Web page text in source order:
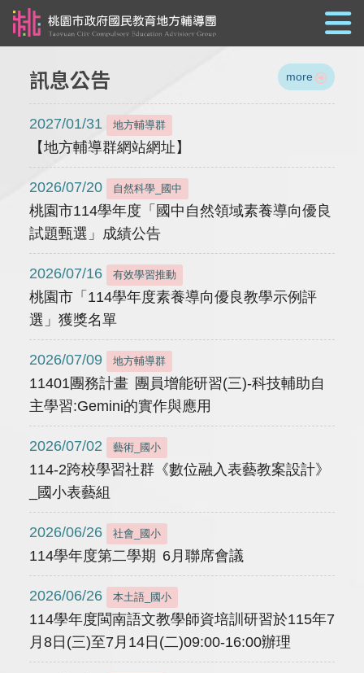
訊息公告 more
2027/01/31 地方輔導群
【地方輔導群網站網址】
2026/07/20 自然科學_國中
桃園市114學年度「國中自然領域素養導向優良
試題甄選」成績公告
2026/07/16 有效學習推動
桃園市「114學年度素養導向優良教學示例評
選」獲獎名單
2026/07/09 地方輔導群
11401團務計畫 團員增能研習(三)-科技輔助自
主學習:Gemini的實作與應用
2026/07/02 藝術_國小
114-2跨校學習社群《數位融入表藝教案設計》
_國小表藝組
2026/06/26 社會_國小
114學年度第二學期 6月聯席會議
2026/06/26 本土語_國小
114學年度閩南語文教學師資培訓研習於115年7
月8日(三)至7月14日(二)09:00-16:00辦理